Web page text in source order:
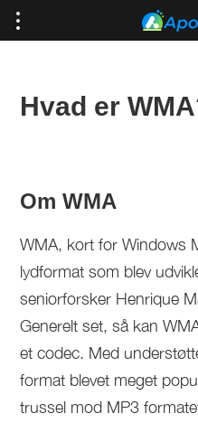
Hvad er
Om WMA
WMA, kort for Windows
lydformat som blev
seniorforsker Henrique
Generelt set, så kan
et codec. Med
format blevet meget
trussel mod MP3